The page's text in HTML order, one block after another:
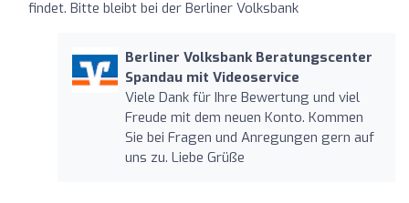
findet. Bitte bleibt bei der Berliner Volksbank
Berliner Volksbank Beratungscenter
Spandau mit Videoservice
Viele Dank für Ihre Bewertung und viel
Freude mit dem neuen Konto. Kommen
Sie bei Fragen und Anregungen gern auf
uns zu. Liebe Grüße